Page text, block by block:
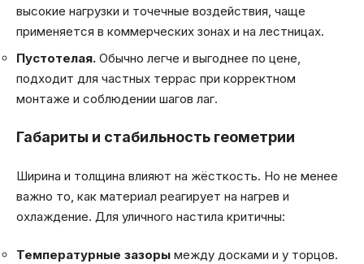
высокие нагрузки и точечные воздействия, чаще
применяется в коммерческих зонах и на лестницах.
Пустотелая. Обычно легче и выгоднее по цене,
подходит для частных террас при корректном
монтаже и соблюдении шагов лаг.
Габариты и стабильность геометрии
Ширина и толщина влияют на жёсткость. Но не менее
важно то, как материал реагирует на нагрев и
охлаждение. Для уличного настила критичны:
Температурные зазоры между досками и у торцов.